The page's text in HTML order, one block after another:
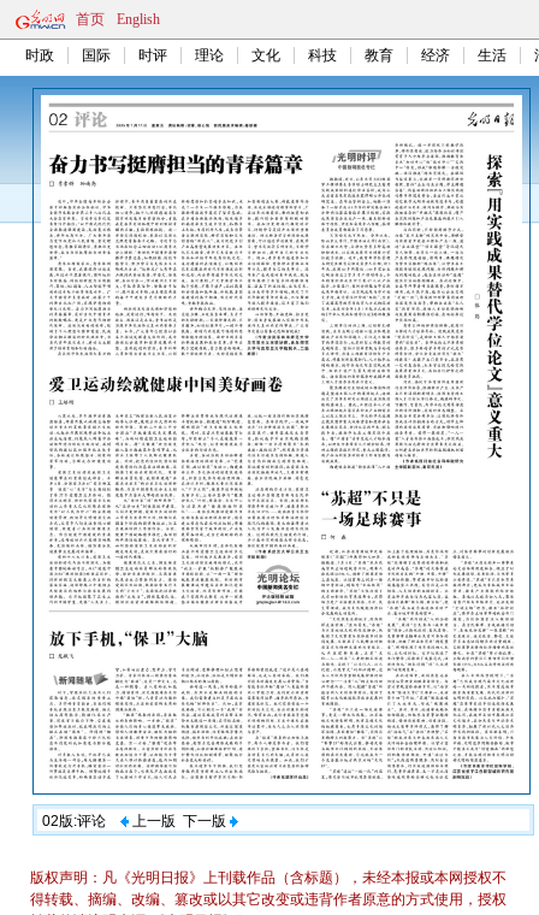
首页 English
时政 国际 时评 理论 文化 科技 教育 经济 生活
02版:评论 上一版 下一版